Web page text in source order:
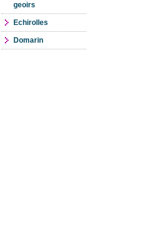
geoirs
Echirolles
Domarin